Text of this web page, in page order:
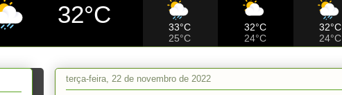
32°C
33°C
25°C
32°C
24°C
32°C
24°C
terça-feira, 22 de novembro de 2022